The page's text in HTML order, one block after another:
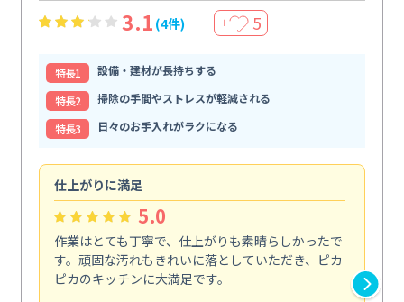
3.1 (4件) ＋ 5
特⻑1
設備・建材が長持ちする
特⻑2
掃除の手間やストレスが軽減される
特⻑3
日々のお手入れがラクになる
仕上がりに満足
5.0
作業はとても丁寧で、仕上がりも素晴らしかったで
す。頑固な汚れもきれいに落としていただき、ピカ
ピカのキッチンに大満足です。